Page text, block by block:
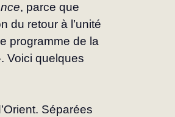
, parce que
du retour à l’unité
pro­gramme de la
Voici quelques
Séparées